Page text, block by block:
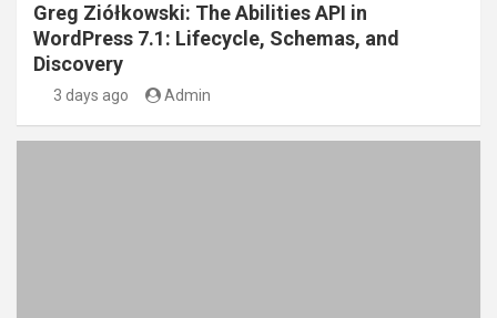
Greg Ziółkowski: The Abilities API in
WordPress 7.1: Lifecycle, Schemas, and
Discovery
3 days ago Admin